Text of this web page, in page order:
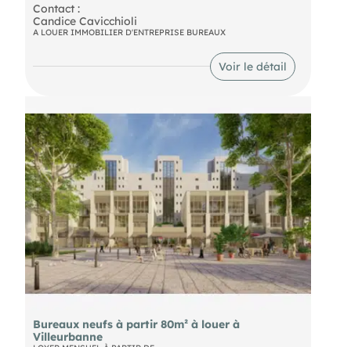
Contact :
Candice Cavicchioli 
A LOUER IMMOBILIER D'ENTREPRISE BUREAUX
Voir le détail
Bureaux neufs à partir 80m² à louer à
Villeurbanne